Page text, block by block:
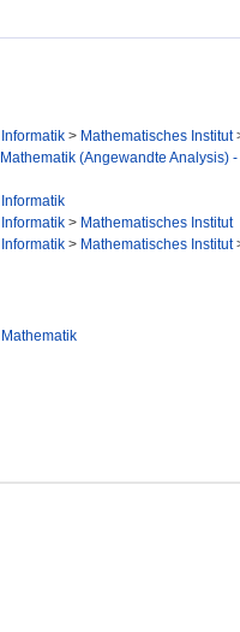
> Mathematisches Institut
(Angewandte Analysis)
> Mathematisches Institut
> Mathematisches Institut